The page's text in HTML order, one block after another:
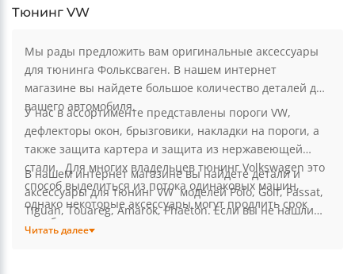
Мы рады предложить вам оригинальные аксессуары
для тюнинга Фольксваген. В нашем интернет
магазине вы найдете большое количество деталей для
вашего автомобиля.
У нас в ассортименте представлены пороги VW,
дефлекторы окон, брызговики, накладки на пороги, а
также защита картера и защита из нержавеющей
стали. Для многих владельцев тюнинг Volkswagen это
способ выделиться из потока одинаковых машин,
однако некоторые аксессуары могут продлить срок
службы авто и защитить от преждевременных
В нашем интернет магазине вы найдете детали и
аксессуары для тюнинг VW моделей Polo, Golf, Passat,
Tiguan, Touareg, Amarok, Phaeton. Если вы не нашли